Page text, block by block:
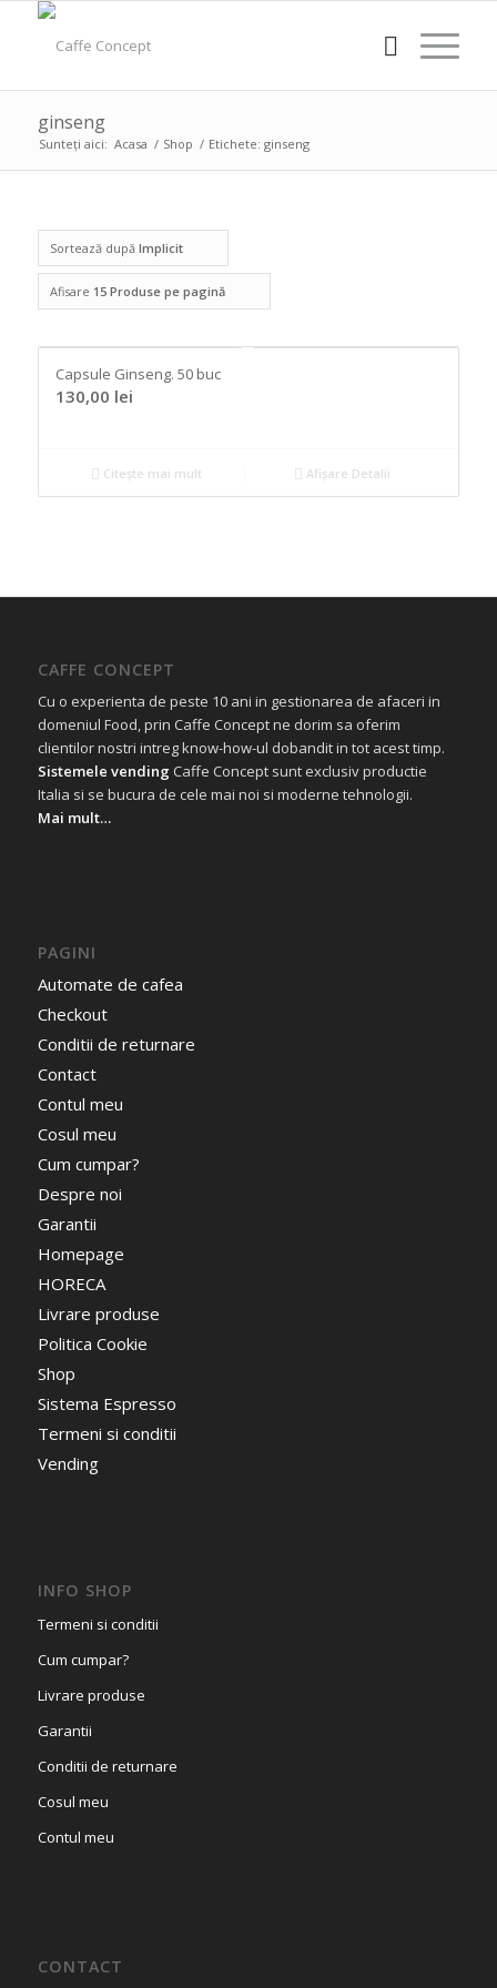
ginseng
Sunteți aici: Acasa / Shop / Etichete: ginseng
Sortează după Implicit
Afisare 15 Produse pe pagină
Capsule Ginseng. 50 buc
130,00 lei
Citește mai mult Afișare Detalii
CAFFE CONCEPT
Cu o experienta de peste 10 ani in gestionarea de afaceri in
domeniul Food, prin Caffe Concept ne dorim sa oferim
clientilor nostri intreg know-how-ul dobandit in tot acest timp.
Sistemele vending Caffe Concept sunt exclusiv productie
Italia si se bucura de cele mai noi si moderne tehnologii.
Mai mult…
PAGINI
Automate de cafea
Checkout
Conditii de returnare
Contact
Contul meu
Cosul meu
Cum cumpar?
Despre noi
Garantii
Homepage
HORECA
Livrare produse
Politica Cookie
Shop
Sistema Espresso
Termeni si conditii
Vending
INFO SHOP
Termeni si conditii
Cum cumpar?
Livrare produse
Garantii
Conditii de returnare
Cosul meu
Contul meu
CONTACT